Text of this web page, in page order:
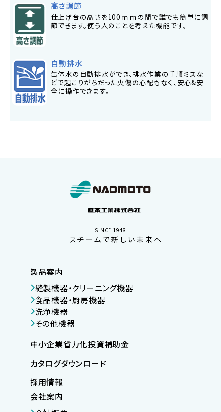
高さ調節
仕上げ台の高さを100ｍｍの間で誰でも簡単に調
節できます。使う人のことを考えた機能です。
自動排水
缶体水の自動排水ができ、排水作業の手順ミスな
どで起こりがちだった火傷の心配もなく、安心&安
全に操作できます。
SINCE 1948
スチームで新しい未来へ
製品案内
縫製機器・クリーニング機器
食品機器・厨房機器
洗浄機器
その他機器
中小企業省力化投資補助金
カタログダウンロード
採用情報
会社案内